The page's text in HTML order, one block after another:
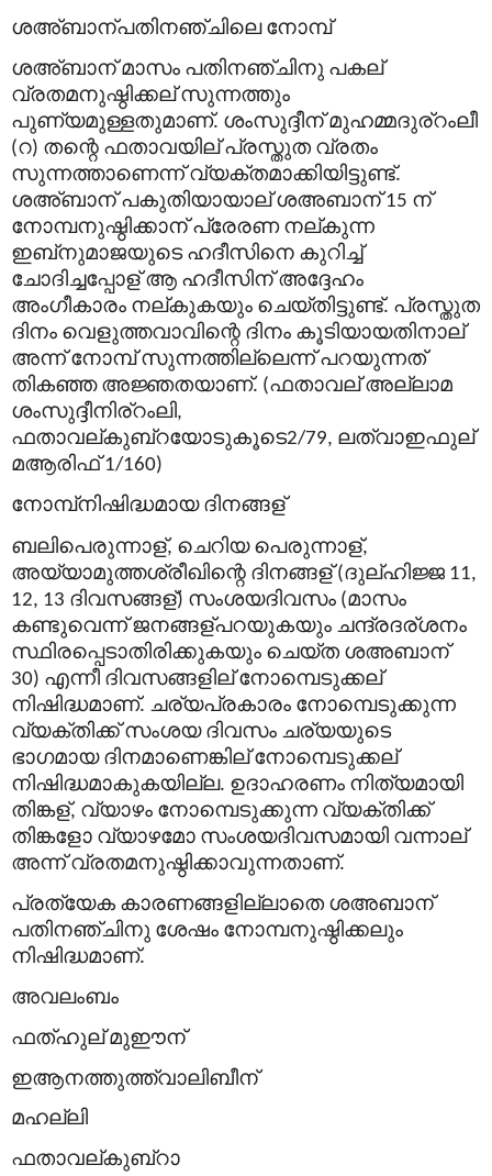
ശഅ്ബാന്പതിനഞ്ചിലെ നോമ്പ്
ശഅ്ബാന് മാസം പതിനഞ്ചിനു പകല്
വ്രതമനുഷ്ഠിക്കല് സുന്നത്തും
പുണ്യമുള്ളതുമാണ്. ശംസുദ്ദീന് മുഹമ്മദുര്റംലീ
(റ) തന്റെ ഫതാവയില് പ്രസ്തുത വ്രതം
സുന്നത്താണെന്ന് വ്യക്തമാക്കിയിട്ടുണ്ട്.
ശഅ്ബാന് പകുതിയായാല് ശഅബാന്15 ന്
നോമ്പനുഷ്ഠിക്കാന് പ്രേരണ നല്കുന്ന
ഇബ്നുമാജയുടെ ഹദീസിനെ കുറിച്ച്
ചോദിച്ചപ്പോള് ആ ഹദീസിന് അദ്ദേഹം
അംഗീകാരം നല്കുകയും ചെയ്തിട്ടുണ്ട്. പ്രസ്തുത
ദിനം വെളുത്തവാവിന്റെ ദിനം കൂടിയായതിനാല്
അന്ന് നോമ്പ് സുന്നത്തില്ലെന്ന് പറയുന്നത്
തികഞ്ഞ അജ്ഞതയാണ്. (ഫതാവല് അല്ലാമ
ശംസുദ്ദീനിര്റംലി,
ഫതാവല്കുബ്റയോടുകൂടെ2/79, ലത്വാഇഫുല്
മആരിഫ്1/160)
നോമ്പ്നിഷിദ്ധമായ ദിനങ്ങള്
ബലിപെരുന്നാള്, ചെറിയ പെരുന്നാള്,
അയ്യാമുത്തശ്രീഖിന്റെ ദിനങ്ങള്(ദുല്ഹിജ്ജ 11,
12, 13 ദിവസങ്ങള്) സംശയദിവസം (മാസം
കണ്ടുവെന്ന് ജനങ്ങള്പറയുകയും ചന്ദ്രദര്ശനം
സ്ഥിരപ്പെടാതിരിക്കുകയും ചെയ്ത ശഅബാന്
30) എന്നീ ദിവസങ്ങളില് നോമ്പെടുക്കല്
നിഷിദ്ധമാണ്. ചര്യപ്രകാരം നോമ്പെടുക്കുന്ന
വ്യക്തിക്ക് സംശയ ദിവസം ചര്യയുടെ
ഭാഗമായ ദിനമാണെങ്കില് നോമ്പെടുക്കല്
നിഷിദ്ധമാകുകയില്ല. ഉദാഹരണം നിത്യമായി
തിങ്കള്, വ്യാഴം നോമ്പെടുക്കുന്ന വ്യക്തിക്ക്
തിങ്കളോ വ്യാഴമോ സംശയദിവസമായി വന്നാല്
അന്ന് വ്രതമനുഷ്ഠിക്കാവുന്നതാണ്.
പ്രത്യേക കാരണങ്ങളില്ലാതെ ശഅബാന്
പതിനഞ്ചിനു ശേഷം നോമ്പനുഷ്ഠിക്കലും
നിഷിദ്ധമാണ്.
അവലംബം
ഫത്ഹുല് മുഈന്
ഇആനത്തുത്ത്വാലിബീന്
മഹല്ലി
ഫതാവല്കുബ്റാ